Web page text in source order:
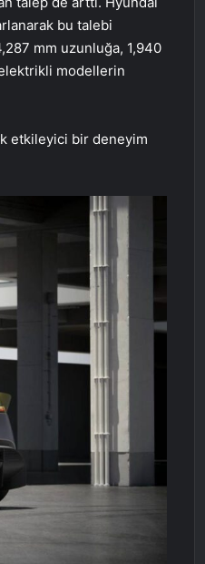
bu talebi
mm uzunluğa, 1,940
modellerin
etkileyici bir deneyim